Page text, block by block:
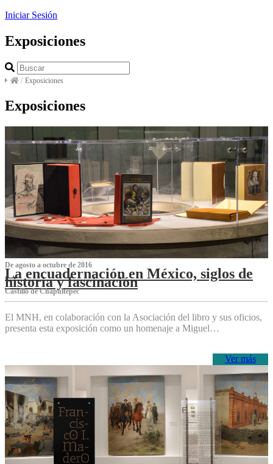
Iniciar Sesión
Exposiciones
/ Exposiciones
Exposiciones
De agosto a octubre de 2016
La encuadernación en México, siglos de
historia y fascinación
Castillo de Chapultepec
El MNH, en colaboración con la Asociación del libro y sus oficios,
presenta esta exposición como un homenaje a Miguel…
Ver más